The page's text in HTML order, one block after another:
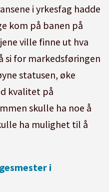
i yrkesfag hadde
kom på banen på
ville finne ut hva
si for markedsføringen
statusen, øke
kvalitet på
skulle ha noe å
ha mulighet til å
i